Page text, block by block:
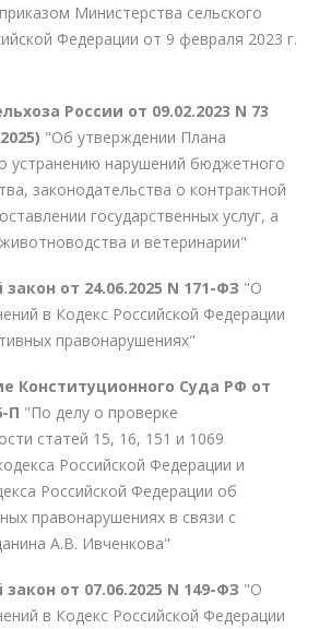
Министерства сельского
Федерации от 9 февраля 2023 г.
России от 09.02.2023 N 73
"Об утверждении Плана
устранению нарушений бюджетного
законодательства о контрактной
государственных услуг, а
и ветеринарии"
от 24.06.2025 N 171-ФЗ "О
в Кодекс Российской Федерации
правонарушениях"
Конституционного Суда РФ от
П "По делу о проверке
статей 15, 16, 151 и 1069
Российской Федерации и
Российской Федерации об
правонарушениях в связи с
А.В. Ивченкова"
от 07.06.2025 N 149-ФЗ "О
в Кодекс Российской Федерации